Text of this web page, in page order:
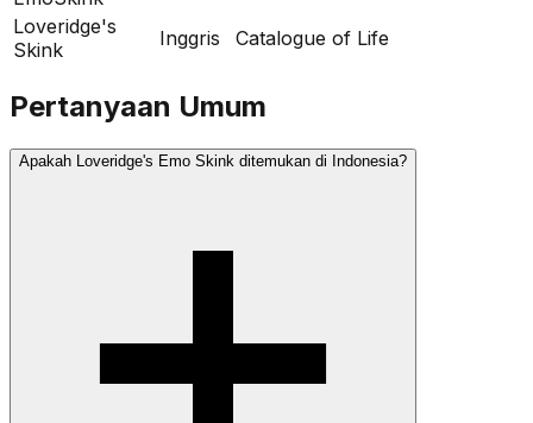
Loveridge's
Skink
Inggris Catalogue of Life
Pertanyaan Umum
Apakah Loveridge's Emo Skink ditemukan di Indonesia?